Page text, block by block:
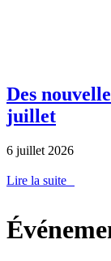
Des
juillet
6 juillet 2026
Lire la suite